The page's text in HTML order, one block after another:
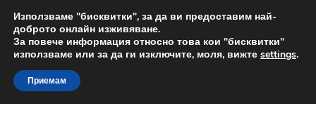
ДОСТАВКА от 12 лв.
Доставка по целия свят
Skip
to
navigation
Skip
to
content
Използваме "бисквитки", за да ви предоставим най-
доброто онлайн изживяване.
За повече информация относно това кои "бисквитки"
използваме или за да ги изключите, моля, вижте settings.
Приемам